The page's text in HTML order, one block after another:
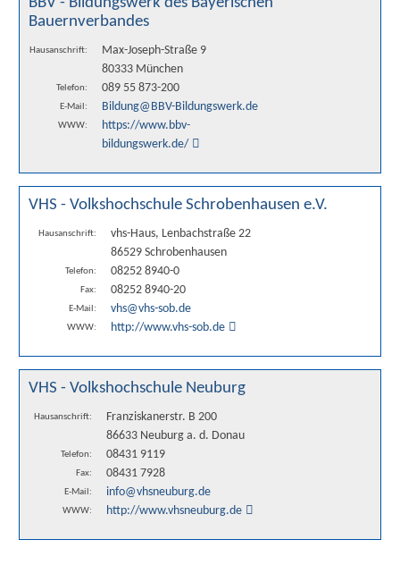
BBV - Bildungswerk des Bayerischen
Bauernverbandes
Hausanschrift:
Max-Joseph-Straße 9
80333 München
Telefon: 089 55 873-200
E-Mail: Bildung@BBV-Bildungswerk.de
WWW:
https://www.bbv-
bildungswerk.de/
VHS - Volkshochschule Schrobenhausen e.V.
Hausanschrift:
vhs-Haus, Lenbachstraße 22
86529 Schrobenhausen
Telefon: 08252 8940-0
Fax: 08252 8940-20
E-Mail: vhs@vhs-sob.de
WWW: http://www.vhs-sob.de
VHS - Volkshochschule Neuburg
Hausanschrift:
Franziskanerstr. B 200
86633 Neuburg a. d. Donau
Telefon: 08431 9119
Fax: 08431 7928
E-Mail: info@vhsneuburg.de
WWW: http://www.vhsneuburg.de